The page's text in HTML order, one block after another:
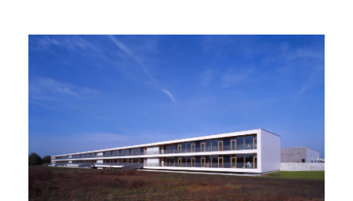
Startseite
Projekte